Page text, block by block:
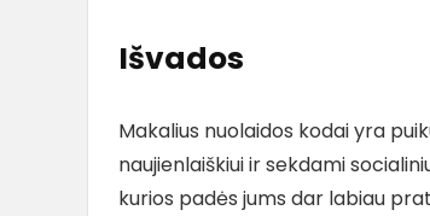
Išvados
Makalius nuolaidos kodai yra
naujienlaiškiui ir sekdami
kurios padės jums dar labiau